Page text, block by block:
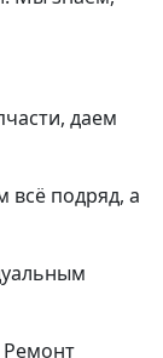
даем
всё подряд, а